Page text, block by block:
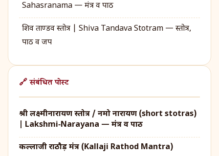
Sahasranama — मंत्र व पाठ
शिव ताण्डव स्तोत्र | Shiva Tandava Stotram — स्तोत्र,
पाठ व जप
🔗 संबंधित पोस्ट
श्री लक्ष्मीनारायण स्तोत्र / नमो नारायण (short stotras)
| Lakshmi‑Narayana — मंत्र व पाठ
कल्लाजी राठौड़ मंत्र (Kallaji Rathod Mantra)